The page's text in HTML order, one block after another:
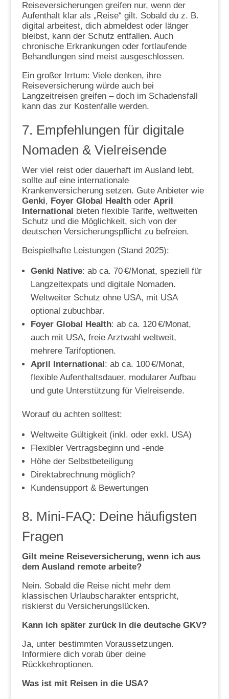
Reiseversicherungen greifen nur, wenn der
Aufenthalt klar als „Reise“ gilt. Sobald du z. B.
digital arbeitest, dich abmeldest oder länger
bleibst, kann der Schutz entfallen. Auch
chronische Erkrankungen oder fortlaufende
Behandlungen sind meist ausgeschlossen.
Ein großer Irrtum: Viele denken, ihre
Reiseversicherung würde auch bei
Langzeitreisen greifen – doch im Schadensfall
kann das zur Kostenfalle werden.
7. Empfehlungen für digitale
Nomaden & Vielreisende
Wer viel reist oder dauerhaft im Ausland lebt,
sollte auf eine internationale
Krankenversicherung setzen. Gute Anbieter wie
Genki, Foyer Global Healthoder April
International bieten flexible Tarife, weltweiten
Schutz und die Möglichkeit, sich von der
deutschen Versicherungspflicht zu befreien.
Beispielhafte Leistungen (Stand 2025):
Genki Native: ab ca. 70 €/Monat, speziell für
Langzeitexpats und digitale Nomaden.
Weltweiter Schutz ohne USA, mit USA
optional zubuchbar.
Foyer Global Health: ab ca. 120 €/Monat,
auch mit USA, freie Arztwahl weltweit,
mehrere Tarifoptionen.
April International: ab ca. 100 €/Monat,
flexible Aufenthaltsdauer, modularer Aufbau
und gute Unterstützung für Vielreisende.
Worauf du achten solltest:
Weltweite Gültigkeit (inkl. oder exkl. USA)
Flexibler Vertragsbeginn und -ende
Höhe der Selbstbeteiligung
Direktabrechnung möglich?
Kundensupport & Bewertungen
8. Mini-FAQ: Deine häufigsten
Fragen
Gilt meine Reiseversicherung, wenn ich aus
dem Ausland remote arbeite?
Nein. Sobald die Reise nicht mehr dem
klassischen Urlaubscharakter entspricht,
riskierst du Versicherungslücken.
Kann ich später zurück in die deutsche GKV?
Ja, unter bestimmten Voraussetzungen.
Informiere dich vorab über deine
Rückkehroptionen.
Was ist mit Reisen in die USA?